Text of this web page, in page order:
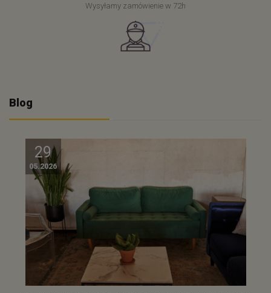
Wysyłamy zamówienie w 72h
Blog
29
05.2026